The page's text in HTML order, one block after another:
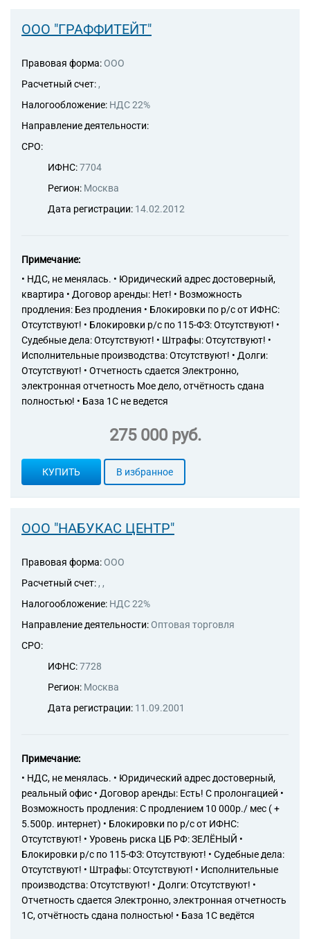
ООО "ГРАФФИТЕЙТ"
Правовая форма: ООО
Расчетный счет: ,
Налогообложение: НДС 22%
Направление деятельности:
СРО:
ИФНС:7704
Регион: Москва
Дата регистрации: 14.02.2012
Примечание:
• НДС, не менялась. • Юридический адрес достоверный,
квартира • Договор аренды: Нет! • Возможность
продления: Без продления • Блокировки по р/с от ИФНС:
Отсутствуют! • Блокировки р/с по 115-ФЗ: Отсутствуют! •
Судебные дела: Отсутствуют! • Штрафы: Отсутствуют! •
Исполнительные производства: Отсутствуют! • Долги:
Отсутствуют! • Отчетность сдается Электронно,
электронная отчетность Мое дело, отчётность сдана
полностью! • База 1С не ведется
275 000 руб.
КУПИТЬ В избранное
ООО "НАБУКАС ЦЕНТР"
Правовая форма: ООО
Расчетный счет: , ,
Налогообложение: НДС 22%
Направление деятельности: Оптовая торговля
СРО:
ИФНС:7728
Регион: Москва
Дата регистрации: 11.09.2001
Примечание:
• НДС, не менялась. • Юридический адрес достоверный,
реальный офис • Договор аренды: Есть! С пролонгацией •
Возможность продления: С продлением 10 000р./ мес ( +
5.500р. интернет) • Блокировки по р/с от ИФНС:
Отсутствуют! • Уровень риска ЦБ РФ: ЗЕЛЁНЫЙ •
Блокировки р/с по 115-ФЗ: Отсутствуют! • Судебные дела:
Отсутствуют! • Штрафы: Отсутствуют! • Исполнительные
производства: Отсутствуют! • Долги: Отсутствуют! •
Отчетность сдается Электронно, электронная отчетность
1С, отчётность сдана полностью! • База 1С ведётся